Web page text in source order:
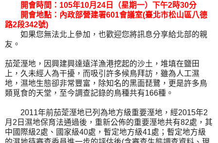
開會時間：105年10月24日（星期一）下午2時30分
開會地點：內政部營建署601會議室(臺北市松山區八德
路2段342號)
如果您無法北上參加，也歡迎您將訊息分享給北部的親
友。
茄萣溼地，因興建興達遠洋漁港挖起的沙土，堆填在鹽田
上，久未經人為干擾，而吸引許多候鳥拜訪，雖為人工濕
地，濕地生態卻非常豐富，除知名的黑面琵鷺，更是許多鳥
類覓食的天堂，至今調查記錄的鳥種共有166種。
2011年前茄萣溼地已列為地方級重要溼地，經2015年2
月2日濕地保育法通過後，重新公佈的重要溼地共有82處，其
中國際級2處、國家級40處，暫定地方級41處；暫定地方級